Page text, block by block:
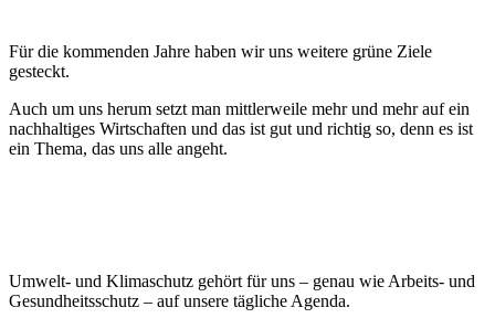
Für die kommenden Jahre haben wir uns weitere grüne Ziele
gesteckt.
Auch um uns herum setzt man mittlerweile mehr und mehr auf ein
nachhaltiges Wirtschaften und das ist gut und richtig so, denn es ist
ein Thema, das uns alle angeht.
Umwelt- und Klimaschutz gehört für uns – genau wie Arbeits- und
Gesundheitsschutz – auf unsere tägliche Agenda.